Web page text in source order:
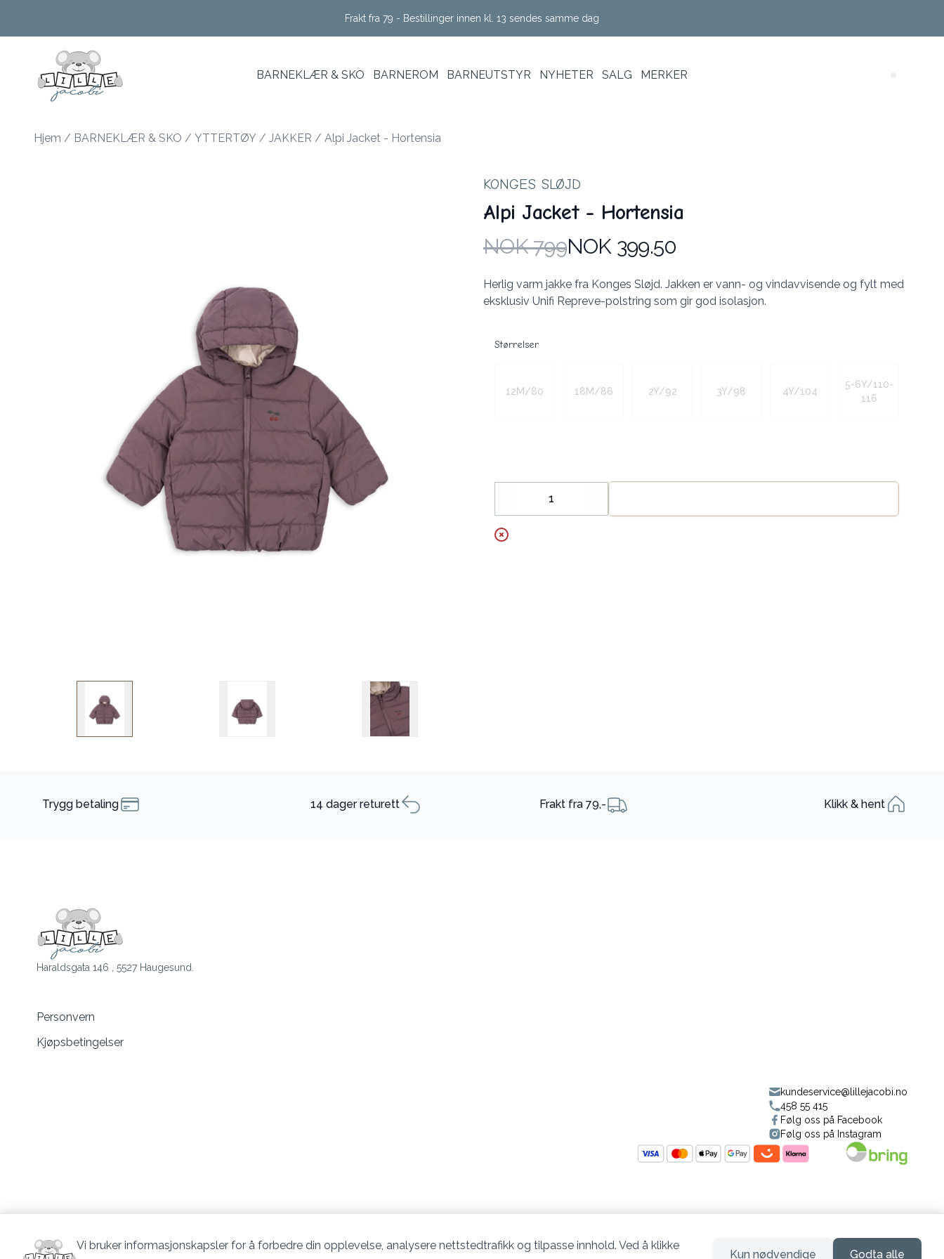
Frakt fra 79 - Bestillinger innen kl. 13 sendes samme dag
BARNEKLÆR & SKO BARNEROM BARNEUTSTYR NYHETER SALG MERKER
Hjem / BARNEKLÆR & SKO / YTTERTØY / JAKKER / Alpi Jacket - Hortensia
KONGES SLØJD
Alpi Jacket - Hortensia
Produktdetaljer
NOK 799NOK 399.50
Description
Herlig varm jakke fra Konges Sløjd. Jakken er vann- og vindavvisende og fylt med
eksklusiv Unifi Repreve-polstring som gir god isolasjon.
Størrelser
12M/80 18M/86 2Y/92 3Y/98 4Y/104
5-6Y/110-
116
Decrease
Trygg betaling 14 dager returett Frakt fra 79,- Klikk & hent
Haraldsgata 146 , 5527 Haugesund.
Personvern
Kjøpsbetingelser
kundeservice@lillejacobi.no
458 55 415
Følg oss på Facebook
Følg oss på Instagram
Vi bruker informasjonskapsler for å forbedre din opplevelse, analysere nettstedtrafikk og tilpasse innhold. Ved å klikke
Kun nødvendige Godta alle